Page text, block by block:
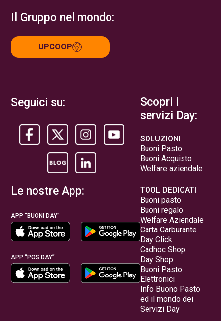
Il Gruppo nel mondo:
UPCOOP
Seguici su:
Le nostre App:
APP “BUONI DAY”
APP “POS DAY”
Scopri i
servizi Day:
SOLUZIONI
Buoni Pasto
Buoni Acquisto
Welfare aziendale
TOOL DEDICATI
Buoni pasto
Buoni regalo
Welfare Aziendale
Carta Carburante
Day Click
Cadhoc Shop
Day Shop
Buoni Pasto
Elettronici
Info Buono Pasto
ed il mondo dei
Servizi Day